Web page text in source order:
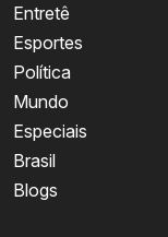
Entretê
Esportes
Política
Mundo
Especiais
Brasil
Blogs